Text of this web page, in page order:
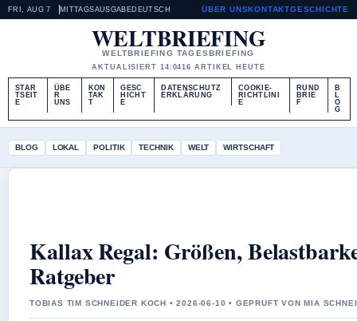
FRI, AUG 7 MITTAGSAUSGABEDEUTSCH ÜBER UNSKONTAKTGESCHICHTE
WELTBRIEFING
WELTBRIEFING TAGESBRIEFING
AKTUALISIERT 14:0416 ARTIKEL HEUTE
STAR
TSEIT
E
ÜBE
R
UNS
KON
TAK
T
GESC
HICHT
E
DATENSCHUTZ
ERKLÄRUNG
COOKIE-
RICHTLINI
E
RUND
BRIE
F
B
L
O
G
BLOG LOKAL POLITIK TECHNIK WELT WIRTSCHAFT
Kallax Regal: Größen,
Ratgeber
TOBIAS TIM SCHNEIDER KOCH • 2026-06-10 • GEPRUFT VON MIA